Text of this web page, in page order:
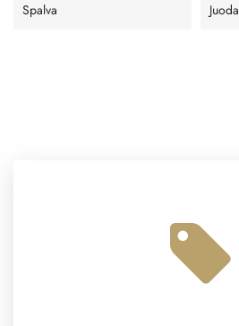
Spalva Juoda